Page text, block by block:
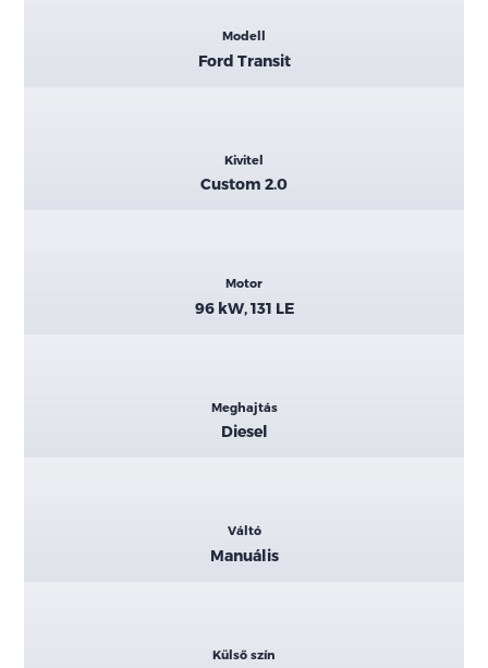
Modell
Ford Transit
Kivitel
Custom 2.0
Motor
96 kW, 131 LE
Meghajtás
Diesel
Váltó
Manuális
Külső szín